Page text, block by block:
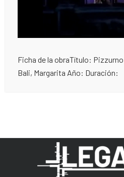
Ficha de la obraTítulo:
Bali, Margarita Año: Duración: